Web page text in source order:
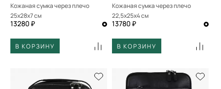
Кожаная сумка через плечо
25x28x7 см
13280 ₽
В КОРЗИНУ
Кожаная сумка через плечо
22,5x25x4 см
13780 ₽
В КОРЗИНУ